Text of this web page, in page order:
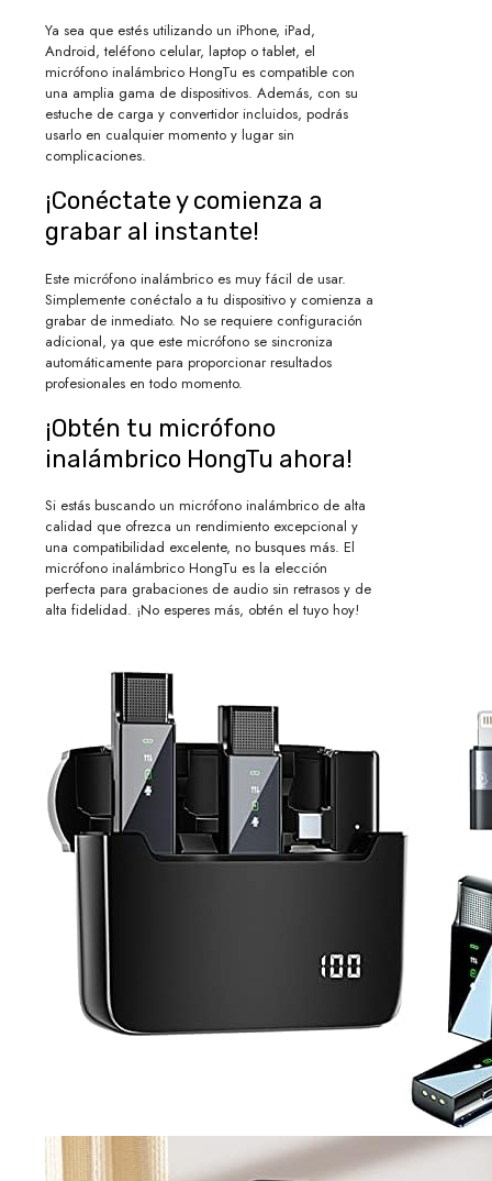
Ya sea que estés utilizando un iPhone, iPad,
Android, teléfono celular, laptop o tablet, el
micrófono inalámbrico HongTu es compatible con
una amplia gama de dispositivos. Además, con su
estuche de carga y convertidor incluidos, podrás
usarlo en cualquier momento y lugar sin
complicaciones.
¡Conéctate y comienza a
grabar al instante!
Este micrófono inalámbrico es muy fácil de usar.
Simplemente conéctalo a tu dispositivo y comienza a
grabar de inmediato. No se requiere configuración
adicional, ya que este micrófono se sincroniza
automáticamente para proporcionar resultados
profesionales en todo momento.
¡Obtén tu micrófono
inalámbrico HongTu ahora!
Si estás buscando un micrófono inalámbrico de alta
calidad que ofrezca un rendimiento excepcional y
una compatibilidad excelente, no busques más. El
micrófono inalámbrico HongTu es la elección
perfecta para grabaciones de audio sin retrasos y de
alta fidelidad. ¡No esperes más, obtén el tuyo hoy!